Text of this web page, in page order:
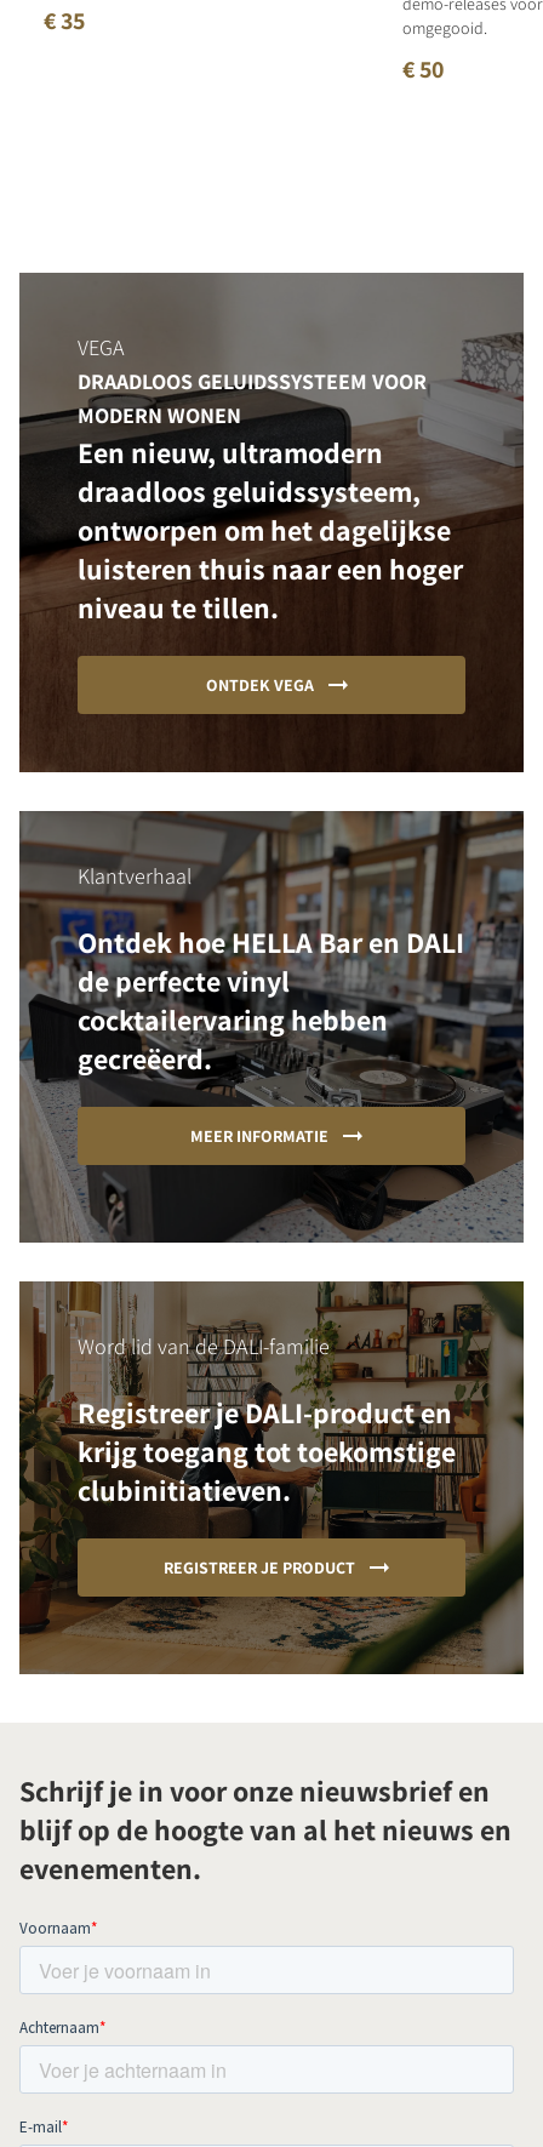
€ 35
omgegooid.
€ 50
VEGA
DRAADLOOS GELUIDSSYSTEEM VOOR
MODERN WONEN
Een nieuw, ultramodern
draadloos geluidssysteem,
ontworpen om het dagelijkse
luisteren thuis naar een hoger
niveau te tillen.
ONTDEK VEGA
Klantverhaal
Ontdek hoe HELLA Bar en DALI
de perfecte vinyl
cocktailervaring hebben
gecreëerd.
MEER INFORMATIE
Word lid van de DALI-familie
Registreer je DALI-product en
krijg toegang tot toekomstige
clubinitiatieven.
REGISTREER JE PRODUCT
Schrijf je in voor onze nieuwsbrief en
blijf op de hoogte van al het nieuws en
evenementen.